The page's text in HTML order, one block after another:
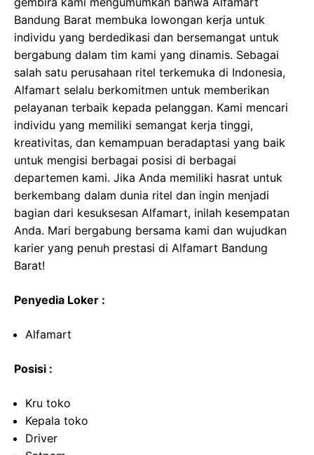
Bandung Barat membuka lowongan kerja untuk
individu yang berdedikasi dan bersemangat untuk
bergabung dalam tim kami yang dinamis. Sebagai
salah satu perusahaan ritel terkemuka di Indonesia,
Alfamart selalu berkomitmen untuk memberikan
pelayanan terbaik kepada pelanggan. Kami mencari
individu yang memiliki semangat kerja tinggi,
kreativitas, dan kemampuan beradaptasi yang baik
untuk mengisi berbagai posisi di berbagai
departemen kami. Jika Anda memiliki hasrat untuk
berkembang dalam dunia ritel dan ingin menjadi
bagian dari kesuksesan Alfamart, inilah kesempatan
Anda. Mari bergabung bersama kami dan wujudkan
karier yang penuh prestasi di Alfamart Bandung
Barat!
Penyedia Loker :
Alfamart
Posisi :
Kru toko
Kepala toko
Driver